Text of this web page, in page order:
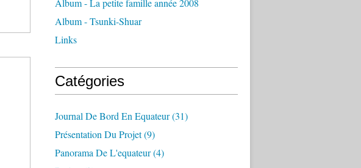
Album - La petite famille année 2008
Album - Tsunki-Shuar
Links
Catégories
Journal De Bord En Equateur(31)
Présentation Du Projet(9)
Panorama De L'equateur(4)